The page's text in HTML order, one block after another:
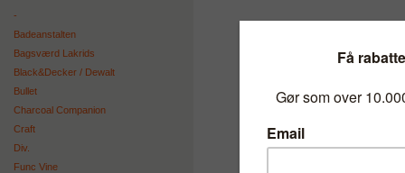
-
Badeanstalten
Bagsværd Lakrids
Black&Decker / Dewalt
Bullet
Charcoal Companion
Craft
Div.
Func Vine